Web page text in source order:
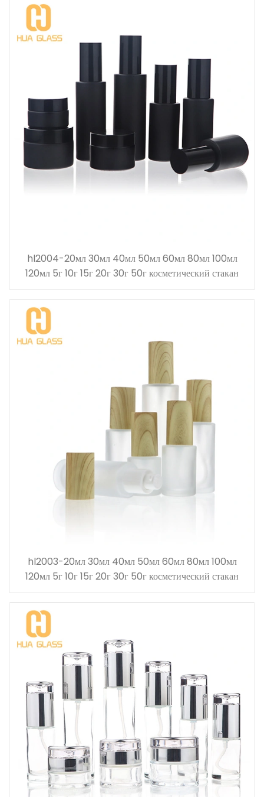
hl2004-20мл 30мл 40мл 50мл 60мл 80мл 100мл
120мл 5г 10г 15г 20г 30г 50г косметический стакан
hl2003-20мл 30мл 40мл 50мл 60мл 80мл 100мл
120мл 5г 10г 15г 20г 30г 50г косметический стакан